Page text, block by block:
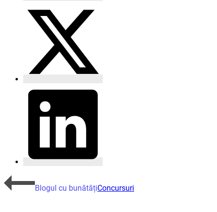
Blogul cu bunătățiConcursuri